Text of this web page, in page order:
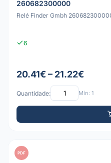
260682300000
Relé Finder Gmbh
6
20.41€ – 21.22€
Quantidade: Mín: 1
PDF